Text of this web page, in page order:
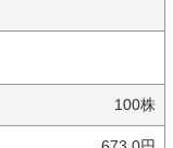
100株